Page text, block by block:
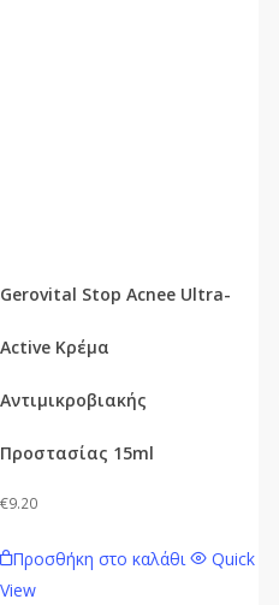
Gerovital Stop Acnee Ultra-
Active Κρέμα
Αντιμικροβιακής
Προστασίας 15ml
€9.20
Προσθήκη στο καλάθι
Quick
View